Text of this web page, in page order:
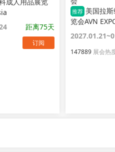
距离75天
订阅
推荐 美国拉
览会AVN
147889展会热